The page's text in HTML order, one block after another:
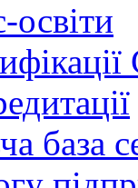
освіти
база